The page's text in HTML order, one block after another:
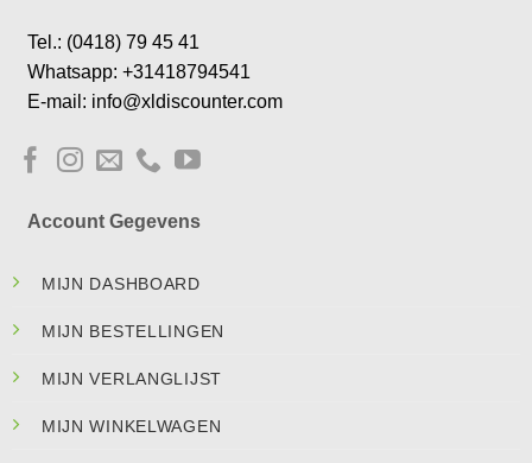
Tel.: (0418) 79 45 41
Whatsapp: +31418794541
E-mail: info@xldiscounter.com
Account Gegevens
MIJN DASHBOARD
MIJN BESTELLINGEN
MIJN VERLANGLIJST
MIJN WINKELWAGEN